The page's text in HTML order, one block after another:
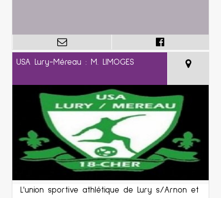
USA Lury-Méreau : M. LIMOGES
L'union sportive athlétique de Lury s/Arnon et